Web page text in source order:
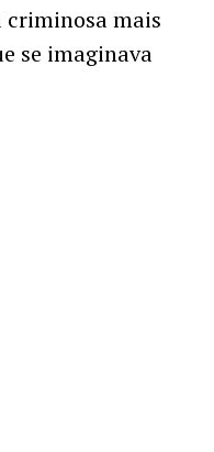
mais
se imaginava